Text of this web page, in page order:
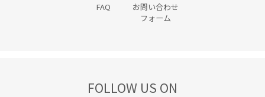
FAQ
お問い合わせ
フォーム
FOLLOW US ON